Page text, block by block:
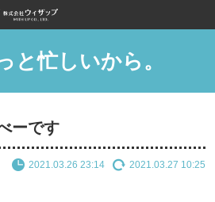
と忙しいから。
ーです
2021.03.26 23:14 2021.03.27 10:25